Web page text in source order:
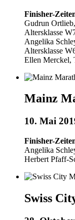
Finisher-
Gudrun
Altersklasse
Angelika
Altersklasse
Ellen Merckel,
Mainz
10. Mai
Finisher-
Angelika
Herbert Pfaff-
Swiss